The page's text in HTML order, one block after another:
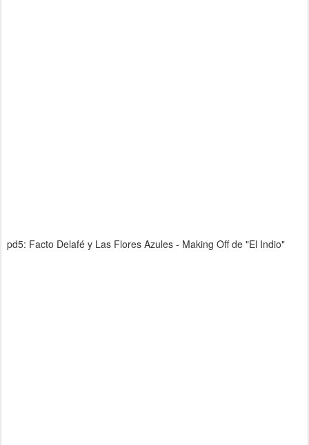
pd5: Facto Delafé y Las Flores Azules - Making Off de "El Indio"